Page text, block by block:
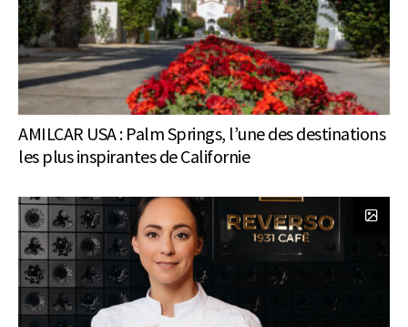
AMILCAR USA : Palm Springs, l’une des destinations
les plus inspirantes de Californie